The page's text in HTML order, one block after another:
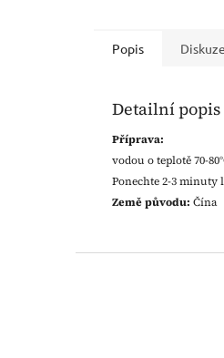
Popis Diskuze
Detailní
Příprava:
vodou o teplotě 70-
Ponechte 2-3
Země původu: Čína